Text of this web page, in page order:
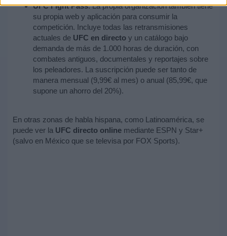
UFC Fight Pass: La propia organización también tiene
su propia web y aplicación para consumir la
competición. Incluye todas las retransmisiones
actuales de UFC en directo y un catálogo bajo
demanda de más de 1.000 horas de duración, con
combates antiguos, documentales y reportajes sobre
los peleadores. La suscripción puede ser tanto de
manera mensual (9,99€ al mes) o anual (85,99€, que
supone un ahorro del 20%).
En otras zonas de habla hispana, como Latinoamérica, se
puede ver la UFC directo online mediante ESPN y Star+
(salvo en México que se televisa por FOX Sports).